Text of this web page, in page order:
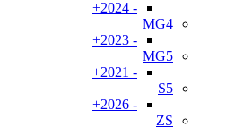
- 2024+
MG4
- 2023+
MG5
- 2021+
S5
- 2026+
ZS